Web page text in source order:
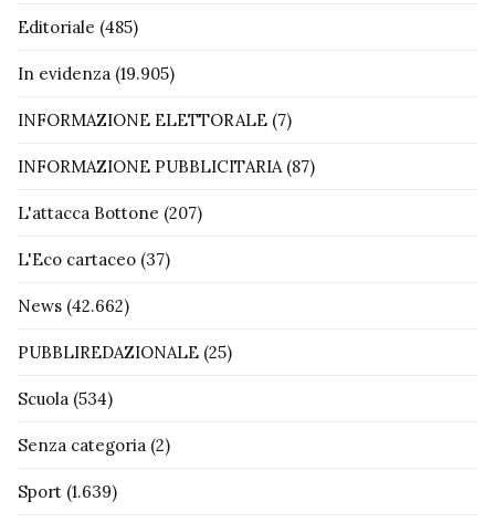
Editoriale (485)
In evidenza (19.905)
INFORMAZIONE ELETTORALE (7)
INFORMAZIONE PUBBLICITARIA(87)
L'attacca Bottone (207)
L'Eco cartaceo (37)
News (42.662)
PUBBLIREDAZIONALE (25)
Scuola (534)
Senza categoria (2)
Sport (1.639)